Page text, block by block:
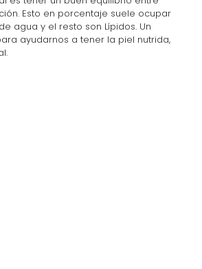
Esto en porcentaje suele ocupar
agua y el resto son Lípidos. Un
ayudarnos a tener la piel nutrida,